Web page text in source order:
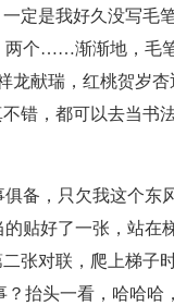
定是我好久没写毛
两个……渐渐地，毛
献瑞，红桃贺岁杏
错，都可以去当书
备，只欠我这个东
贴好了一张，站在
张对联，爬上梯子
抬头一看，哈哈哈